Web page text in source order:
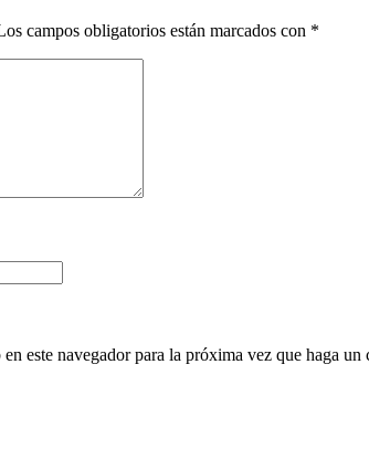
campos obligatorios están marcados con *
este navegador para la próxima vez que haga un